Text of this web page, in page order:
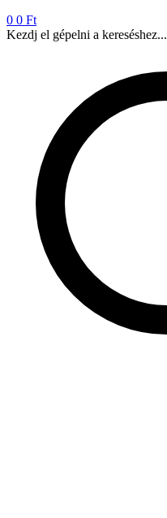
0 0 Ft
Kezdj el gépelni a kereséshez...